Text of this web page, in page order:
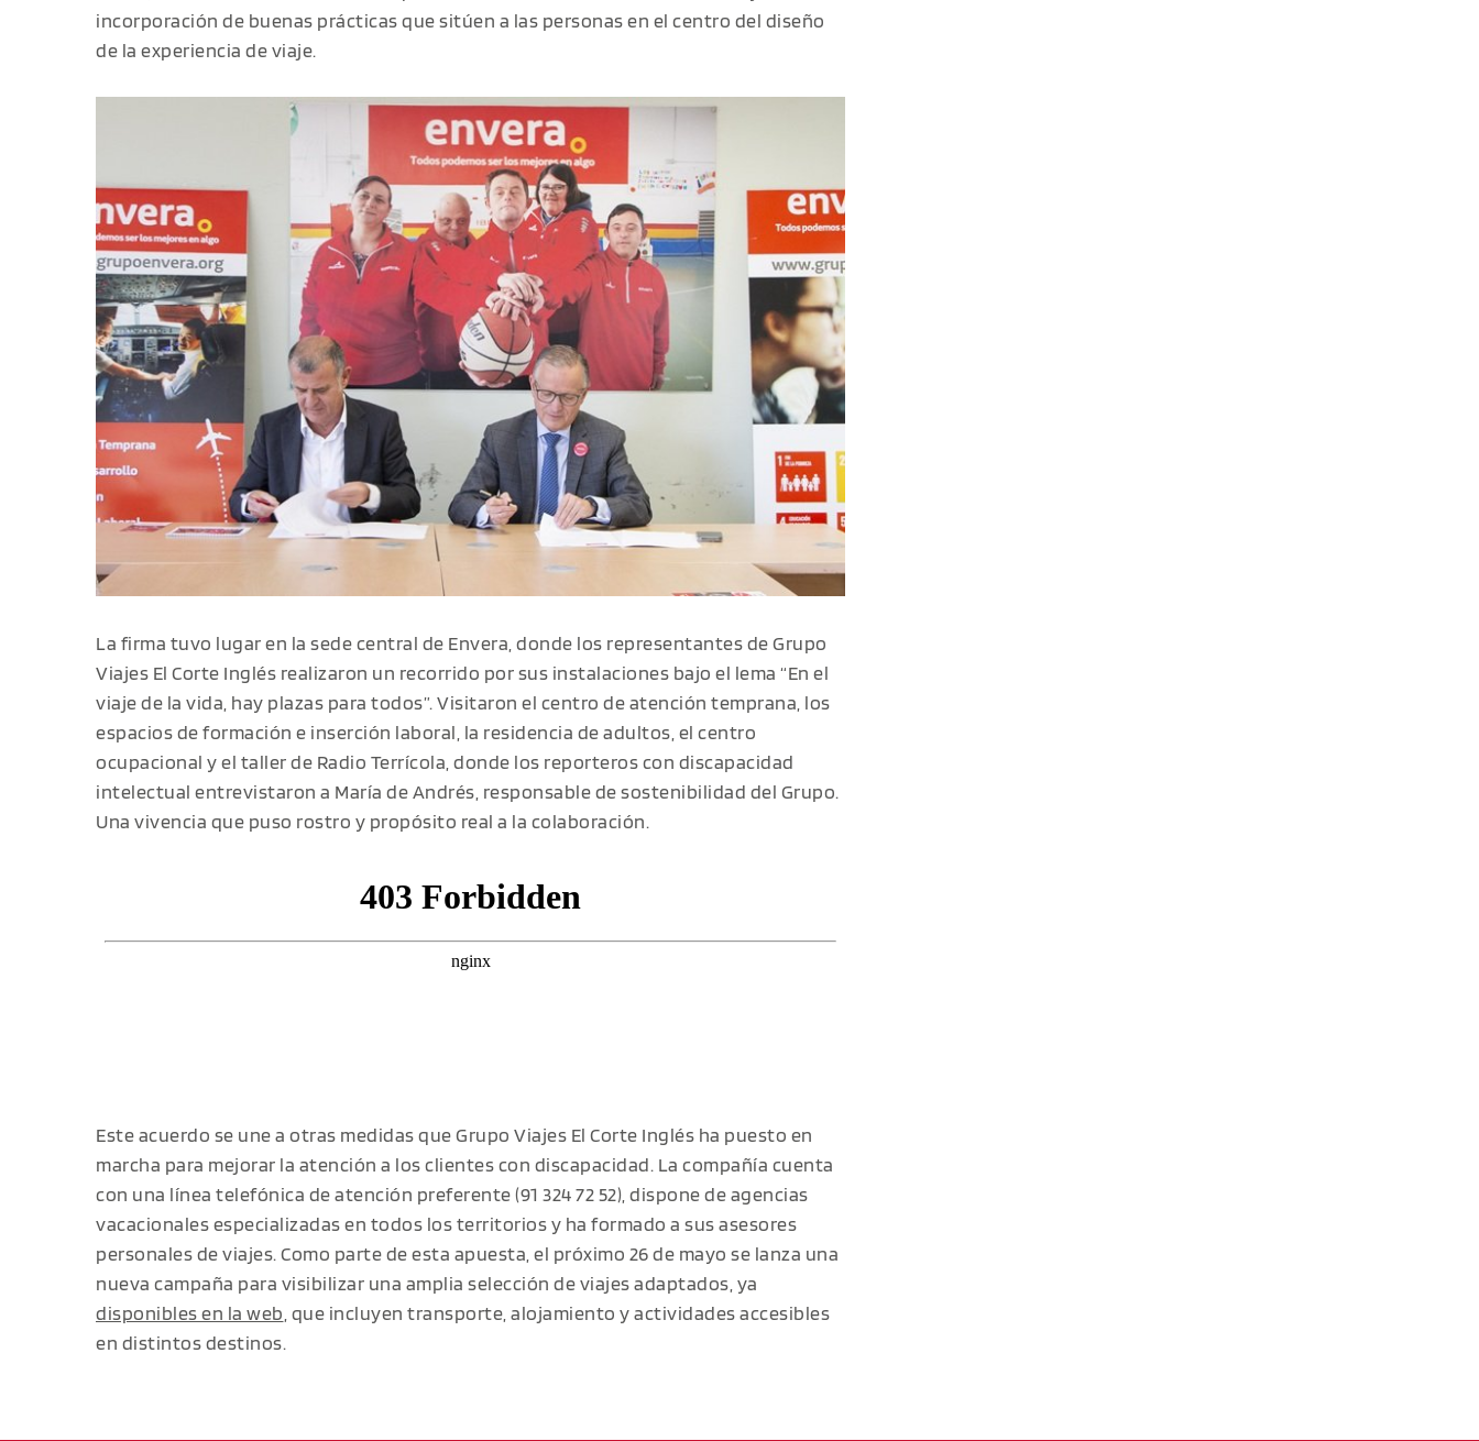
incorporación de buenas prácticas que sitúen a las personas en el centro del diseño
de la experiencia de viaje.
La firma tuvo lugar en la sede central de Envera, donde los representantes de Grupo
Viajes El Corte Inglés realizaron un recorrido por sus instalaciones bajo el lema “En el
viaje de la vida, hay plazas para todos”. Visitaron el centro de atención temprana, los
espacios de formación e inserción laboral, la residencia de adultos, el centro
ocupacional y el taller de Radio Terrícola, donde los reporteros con discapacidad
intelectual entrevistaron a María de Andrés, responsable de sostenibilidad del Grupo.
Una vivencia que puso rostro y propósito real a la colaboración.
Este acuerdo se une a otras medidas que Grupo Viajes El Corte Inglés ha puesto en
marcha para mejorar la atención a los clientes con discapacidad. La compañía cuenta
con una línea telefónica de atención preferente (91 324 72 52), dispone de agencias
vacacionales especializadas en todos los territorios y ha formado a sus asesores
personales de viajes. Como parte de esta apuesta, el próximo 26 de mayo se lanza una
nueva campaña para visibilizar una amplia selección de viajes adaptados, ya
disponibles en la web , que incluyen transporte, alojamiento y actividades accesibles
en distintos destinos.